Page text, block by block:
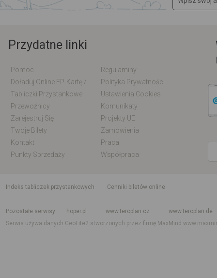
Przydatne linki
Pomoc
Regulaminy
Polityka Prywatności
Tabliczki Przystankowe
Ustawienia Cookies
Przewoźnicy
Komunikaty
Zarejestruj Się
Projekty UE
Twoje Bilety
Zamówienia
Kontakt
Praca
Punkty Sprzedaży
Współpraca
indeks tabliczek przystankowych
Cenniki biletów online
Pozostałe serwisy
hoper.pl www.teroplan.cz
www.teroplan.de
Serwis używa danych GeoLite2 stworzonych przez firmę MaxMind